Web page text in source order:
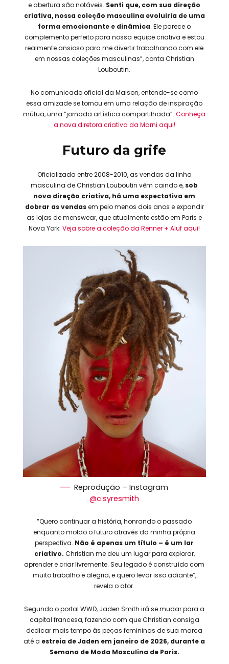
e abertura são notáveis. Senti que, com sua direção
criativa, nossa coleção masculina evoluiria de uma
forma emocionante e dinâmica. Ele parece o
complemento perfeito para nossa equipe criativa e estou
realmente ansioso para me divertir trabalhando com ele
em nossas coleções masculinas”, conta Christian
Louboutin.
No comunicado oficial da Maison, entende-se como
essa amizade se tornou em uma relação de inspiração
mútua, uma “jornada artística compartilhada”.Conheça
a nova diretora criativa da Marni aqui!
Futuro da grife
Oficializada entre 2008-2010, as vendas da linha
masculina de Christian Louboutin vêm caindo e, sob
nova direção criativa, há uma expectativa em
dobrar as vendasem pelo menos dois anos e expandir
as lojas de menswear, que atualmente estão em Paris e
Nova York.Veja sobre a coleção da Renner + Aluf aqui!
Reprodução – Instagram
@c.syresmith
“Quero continuar a história, honrando o passado
enquanto moldo o futuro através da minha própria
perspectiva. Não é apenas um título – é um lar
criativo. Christian me deu um lugar para explorar,
aprender e criar livremente. Seu legado é construído com
muito trabalho e alegria, e quero levar isso adiante”,
revela o ator.
Segundo o portal WWD, Jaden Smith irá se mudar para a
capital francesa, fazendo com que Christian consiga
dedicar mais tempo às peças femininas de sua marca
até a estreia de Jaden em janeiro de 2026, durante a
Semana de Moda Masculina de Paris.